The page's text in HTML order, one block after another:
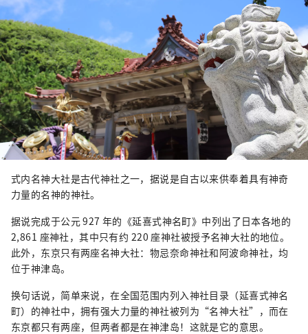
式内名神大社是古代神社之一，据说是自古以来供奉着具有神奇
力量的名神的神社。
据说完成于公元 927 年的《延喜式神名町》中列出了日本各地的
2,861 座神社，其中只有约 220 座神社被授予名神大社的地位。
此外，东京只有两座名神大社：物忌奈命神社和阿波命神社，均
位于神津岛。
换句话说，简单来说，在全国范围内列入神社目录（延喜式神名
町）的神社中，拥有强大力量的神社被列为“名神大社”，而在
东京都只有两座，但两者都是在神津岛！这就是它的意思。